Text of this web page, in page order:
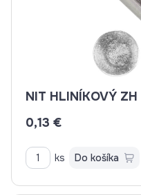
0,13 €
ks Do košíka